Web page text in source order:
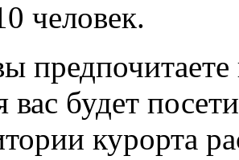
человек.
вас будет
курорта